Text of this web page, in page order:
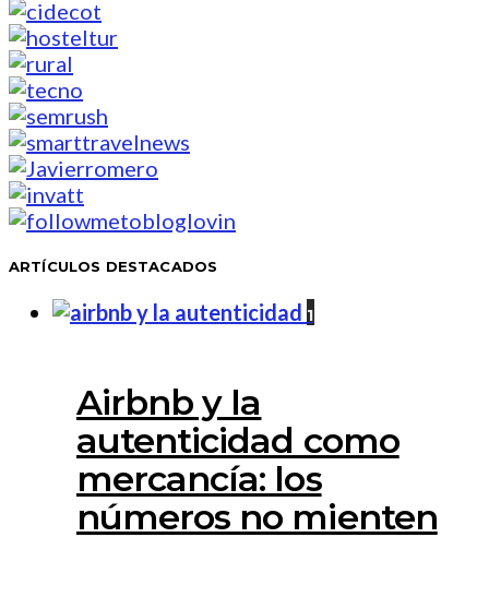
ARTÍCULOS DESTACADOS
1
Airbnb y la
autenticidad como
mercancía: los
números no mienten